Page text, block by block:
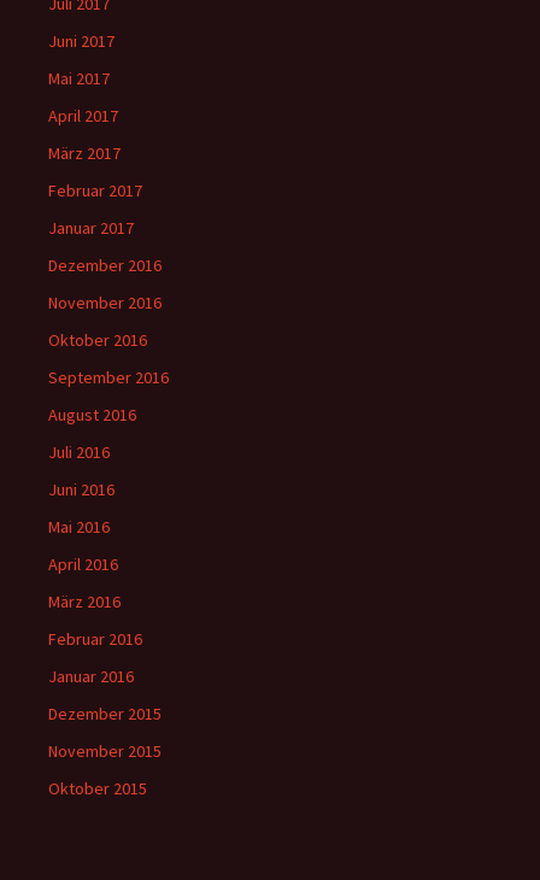
Juni 2017
Mai 2017
April 2017
März 2017
Februar 2017
Januar 2017
Dezember 2016
November 2016
Oktober 2016
September 2016
August 2016
Juli 2016
Juni 2016
Mai 2016
April 2016
März 2016
Februar 2016
Januar 2016
Dezember 2015
November 2015
Oktober 2015